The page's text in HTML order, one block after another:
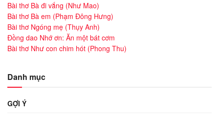
Bài thơ Bà đi vắng (Như Mao)
Bài thơ Bà em (Phạm Đông Hưng)
Bài thơ Ngóng mẹ (Thụy Anh)
Đồng dao Nhớ ơn: Ăn một bát cơm
Bài thơ Như con chim hót (Phong Thu)
Danh mục
GỢI Ý